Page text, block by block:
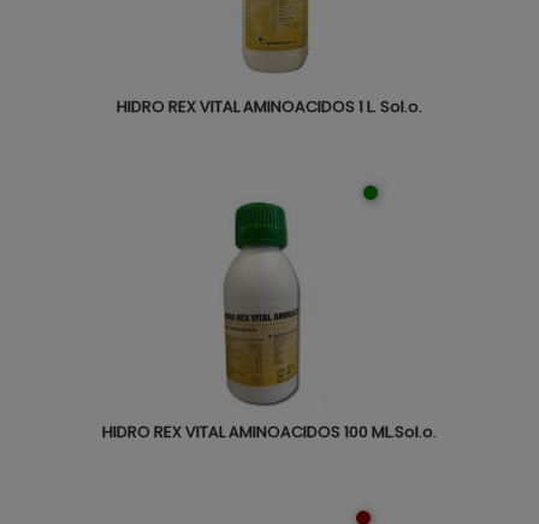
HIDRO REX VITAL AMINOACIDOS 1 L. Sol.o.
HIDRO REX VITAL AMINOACIDOS 100 ML.Sol.o.